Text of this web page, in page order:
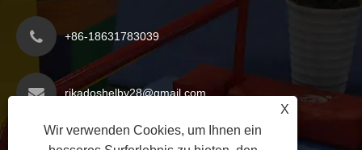
+86-18631783039
rikadoshelby28@gmail.com
X
Wir verwenden Cookies, um Ihnen ein